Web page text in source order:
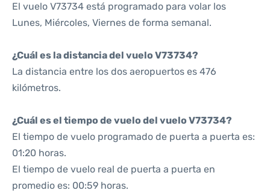
El vuelo V73734 está programado para volar los
Lunes, Miércoles, Viernes de forma semanal.
¿Cuál es la distancia del vuelo V73734?
La distancia entre los dos aeropuertos es 476
kilómetros.
¿Cuál es el tiempo de vuelo del vuelo V73734?
El tiempo de vuelo programado de puerta a puerta es:
01:20 horas.
El tiempo de vuelo real de puerta a puerta en
promedio es: 00:59 horas.